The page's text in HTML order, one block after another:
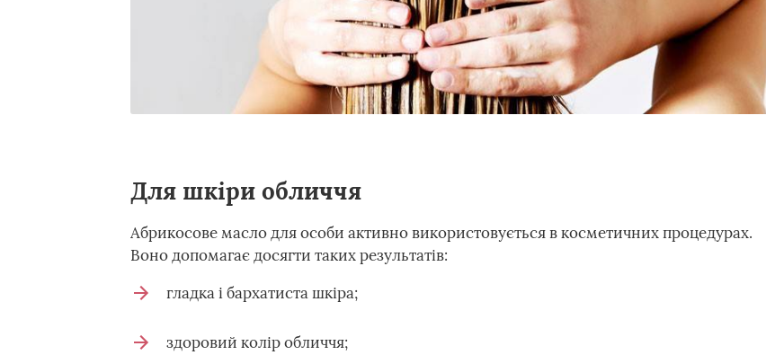
Для шкіри обличчя
Абрикосове масло для особи активно використовується в косметичних процедурах.
Воно допомагає досягти таких результатів:
гладка і бархатиста шкіра;
здоровий колір обличчя;